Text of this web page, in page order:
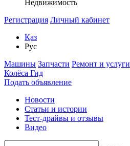
Недвижимость
Регистрация Личный кабинет
Қаз
Рус
Машины Запчасти Ремонт и услуги
Колёса Гид
Подать объявление
Новости
Статьи и истории
Тест-драйвы и отзывы
Видео